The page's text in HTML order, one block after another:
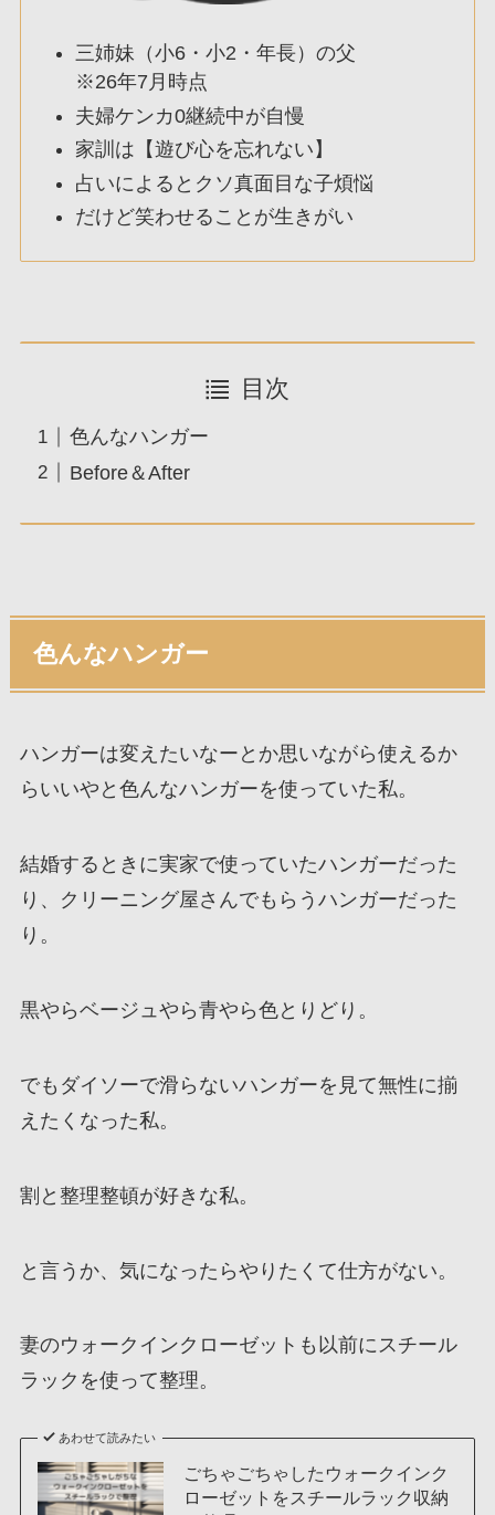
三姉妹（小6・小2・年長）の父
※26年7月時点
夫婦ケンカ0継続中が自慢
家訓は【遊び心を忘れない】
占いによるとクソ真面目な子煩悩
だけど笑わせることが生きがい
目次
色んなハンガー
Before＆After
色んなハンガー
ハンガーは変えたいなーとか思いながら使えるか
らいいやと色んなハンガーを使っていた私。
結婚するときに実家で使っていたハンガーだった
り、クリーニング屋さんでもらうハンガーだった
り。
黒やらベージュやら青やら色とりどり。
でもダイソーで滑らないハンガーを見て無性に揃
えたくなった私。
割と整理整頓が好きな私。
と言うか、気になったらやりたくて仕方がない。
妻のウォークインクローゼットも以前にスチール
ラックを使って整理。
あわせて読みたい
ごちゃごちゃしたウォークインク
ローゼットをスチールラック収納